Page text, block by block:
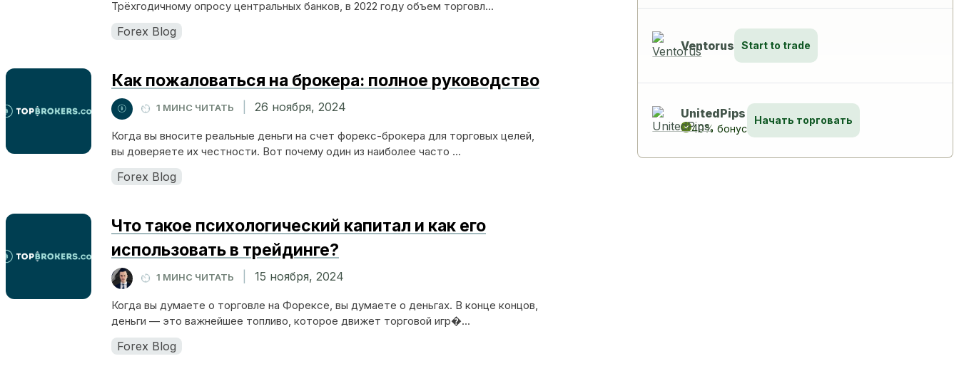
Трёхгодичному опросу центральных банков, в 2022 году объем торговл...
Forex Blog
Как пожаловаться на брокера: полное руководство
1 МИНС ЧИТАТЬ 26 ноября, 2024
Когда вы вносите реальные деньги на счет форекс-брокера для торговых целей,
вы доверяете их честности. Вот почему один из наиболее часто ...
Forex Blog
Что такое психологический капитал и как его
использовать в трейдинге?
1 МИНС ЧИТАТЬ 15 ноября, 2024
Когда вы думаете о торговле на Форексе, вы думаете о деньгах. В конце концов,
деньги — это важнейшее топливо, которое движет торговой игр�...
Forex Blog
Ventorus Start to trade
UnitedPips
40% бонус
Начать торговать